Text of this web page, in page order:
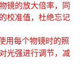
镜的放大倍率，同
校准值，杜绝忘记
用每个物镜时的照
光强进行调节，减